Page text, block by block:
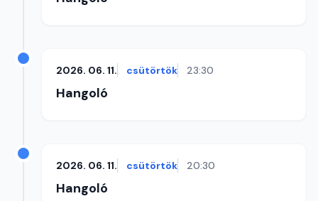
2026. 06. 11. csütörtök 23:30
Hangoló
2026. 06. 11. csütörtök 20:30
Hangoló